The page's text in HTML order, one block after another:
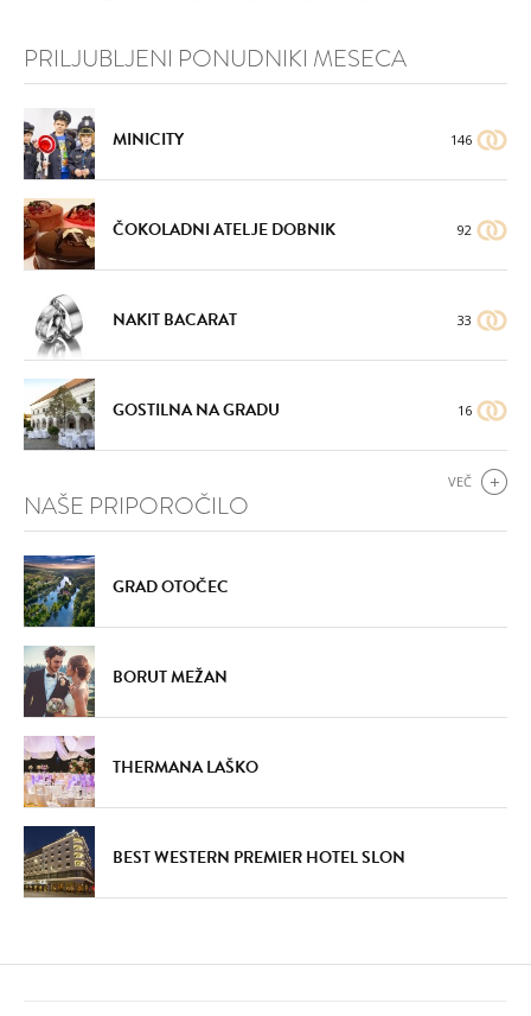
PRILJUBLJENI PONUDNIKI MESECA
MINICITY 146
ČOKOLADNI ATELJE DOBNIK 92
NAKIT BACARAT 33
GOSTILNA NA GRADU 16
VEČ
NAŠE PRIPOROČILO
GRAD OTOČEC
BORUT MEŽAN
THERMANA LAŠKO
BEST WESTERN PREMIER HOTEL SLON